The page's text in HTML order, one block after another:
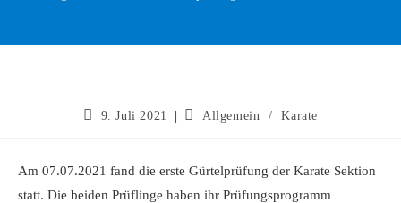
9. Juli 2021 Allgemein / Karate
Am 07.07.2021 fand die erste Gürtelprüfung der Karate Sektion
statt. Die beiden Prüflinge haben ihr Prüfungsprogramm